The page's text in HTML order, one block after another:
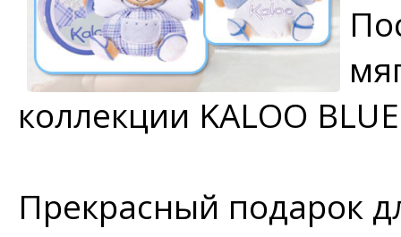
коллекции KALOO BLUE
Прекрасный подарок